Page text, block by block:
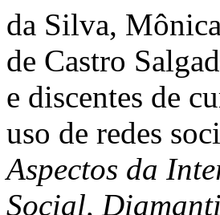
da Silva,
de Castro
e discentes de
uso de redes
Aspectos da
Social,